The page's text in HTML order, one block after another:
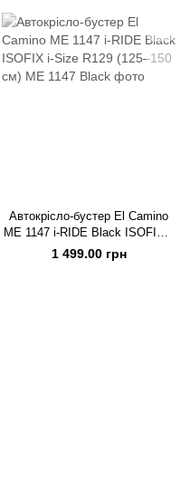
Автокрісло-бустер El Camino
ME 1147 i-RIDE Black ISOFIX i-
Size R129 (125–150 см)
1 499.00 грн